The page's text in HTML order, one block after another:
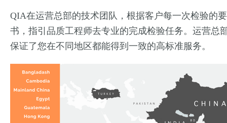
QIA在运营总部的技术团队，根据客户每一次检验的
书，指引品质工程师去专业的完成检验任务。运营总
保证了您在不同地区都能得到一致的高标准服务。